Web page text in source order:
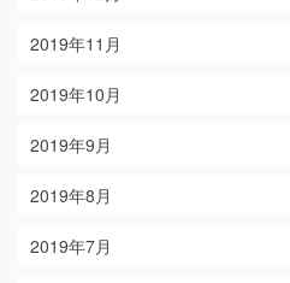
2019年11月
2019年10月
2019年9月
2019年8月
2019年7月